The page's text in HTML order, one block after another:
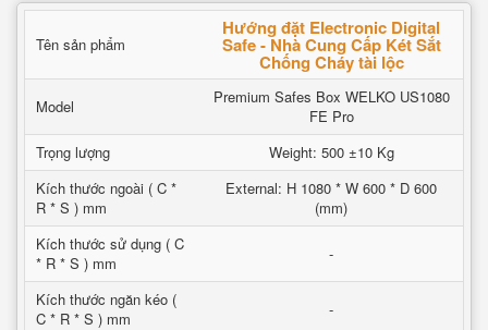
Tên sản phẩm
Hướng đặt Electronic Digital
Safe - Nhà Cung Cấp Két Sắt
Chống Cháy tài lộc
Model
Premium Safes Box WELKO US1080
FE Pro
Trọng lượng
Weight: 500 ±10 Kg
Kích thước ngoài ( C *
R * S ) mm
External: H 1080 * W 600 * D 600
(mm)
Kích thước sử dụng ( C
* R * S ) mm
-
Kích thước ngăn kéo (
C * R * S ) mm
-